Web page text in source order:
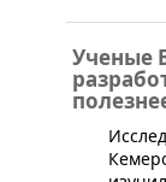
Ученые